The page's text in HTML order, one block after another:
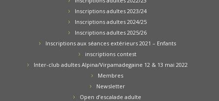
Inscriptions adultes 2023/24
Inscriptions adultes 2024/25
Inscriptions adultes 2025/26
Inscriptions aux séances extérieurs 2021 – Enfants
inscriptions contest
Inter-club adultes Alpina/Virpamadegaine 12 & 13 mai 2022
Membres
Newsletter
Open d’escalade adulte